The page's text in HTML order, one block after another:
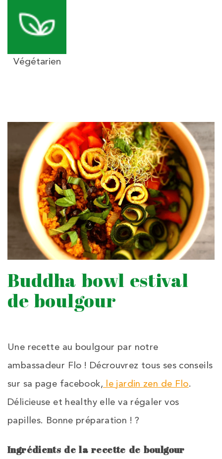
Végétarien
Buddha bowl estival
de boulgour
Une recette au boulgour par notre
ambassadeur Flo ! Décrouvrez tous ses conseils
sur sa page facebook, le jardin zen de Flo.
Délicieuse et healthy elle va régaler vos
papilles. Bonne préparation ! ?
Ingrédients de la recette de boulgour